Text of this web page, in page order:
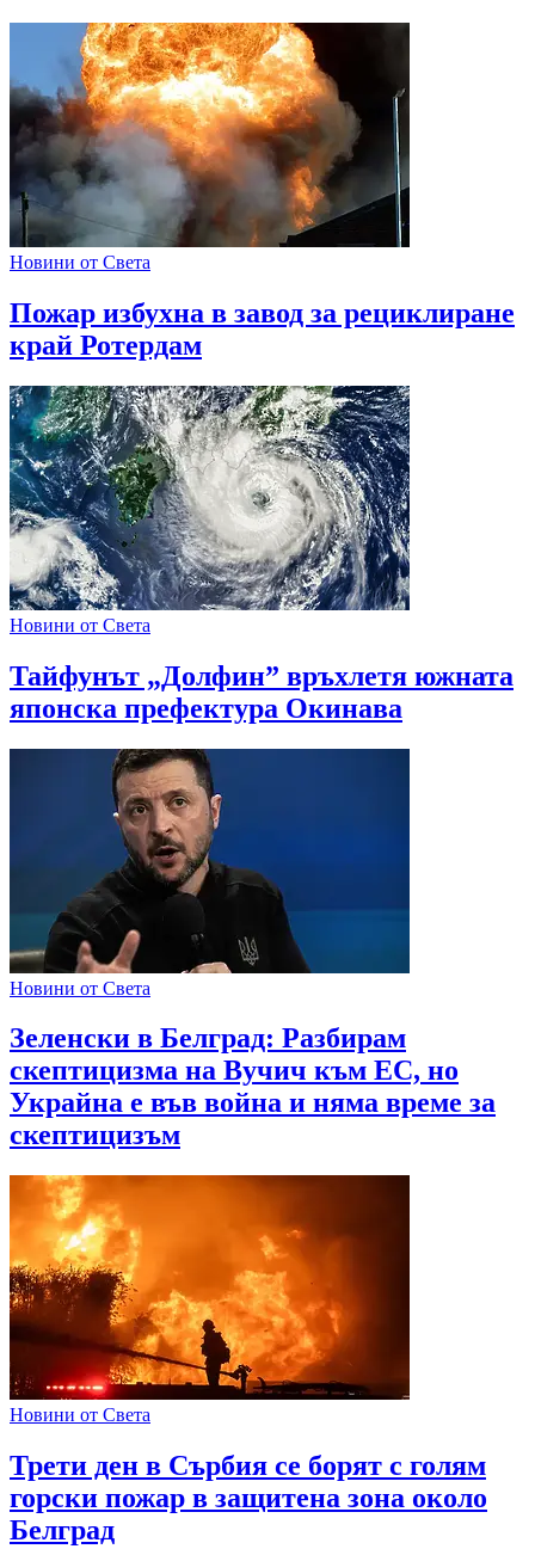
Новини от Света
Пожар избухна в завод за рециклиране
край Ротердам
Новини от Света
Тайфунът „Долфин” връхлетя южната
японска префектура Окинава
Новини от Света
Зеленски в Белград: Разбирам
скептицизма на Вучич към ЕС, но
Украйна е във война и няма време за
скептицизъм
Новини от Света
Трети ден в Сърбия се борят с голям
горски пожар в защитена зона около
Белград